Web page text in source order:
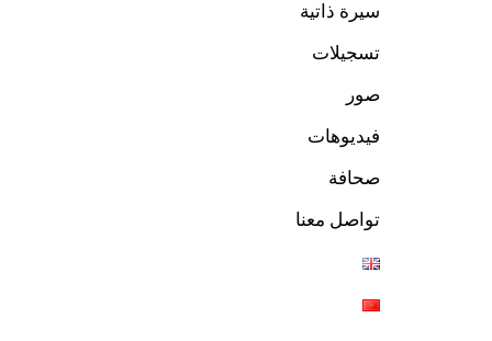
سيرة ذاتية
تسجيلات
صور
فيديوهات
صحافة
تواصل معنا